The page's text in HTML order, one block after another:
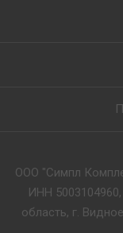
ООО "Симпл
ИНН
область, г.